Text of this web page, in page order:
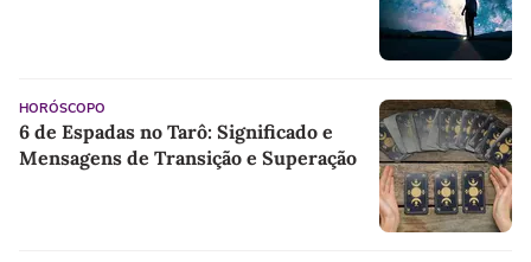
HORÓSCOPO
6 de Espadas no Tarô: Significado e
Mensagens de Transição e Superação